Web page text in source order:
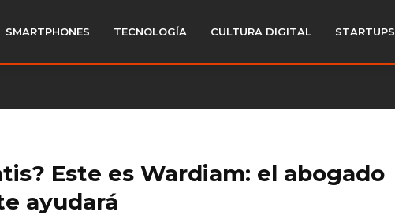
SMARTPHONES TECNOLOGÍA CULTURA DIGITAL STARTUPS
Este es Wardiam: el abogado
ayudará